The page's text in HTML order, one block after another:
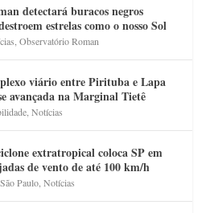
detectará buracos negros
estrelas como o nosso Sol
,Observatório Roman
viário entre Pirituba e Lapa
avançada na Marginal Tietê
,Notícias
extratropical coloca SP em
de vento de até 100 km/h
Paulo ,Notícias